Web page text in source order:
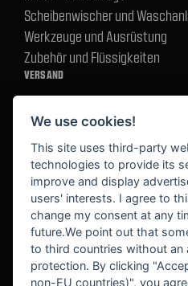
Scheibenwischer und
Werkzeuge und Ausrüstung
Zubehör und Flüssigkeiten
VERSAND
BEKANNT AUS
We use cookies!
This site uses third-party
technologies to provide its
improve and display
users' interests. I agree to
change my consent at any
future.We point out that
to third countries without an
protection. By clicking
non-EU countries)", you